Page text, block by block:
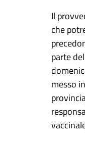
Il
che
parte
messo